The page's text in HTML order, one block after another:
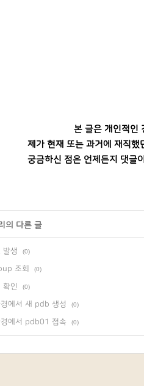
본 글은 개인적인
제가 현재 또는 과거에 재직했
궁금하신 점은 언제든지 댓글
의 다른 글
발생 (0)
조회 (0)
확인 (0)
에서 새 pdb 생성 (0)
에서 pdb01 접속 (0)